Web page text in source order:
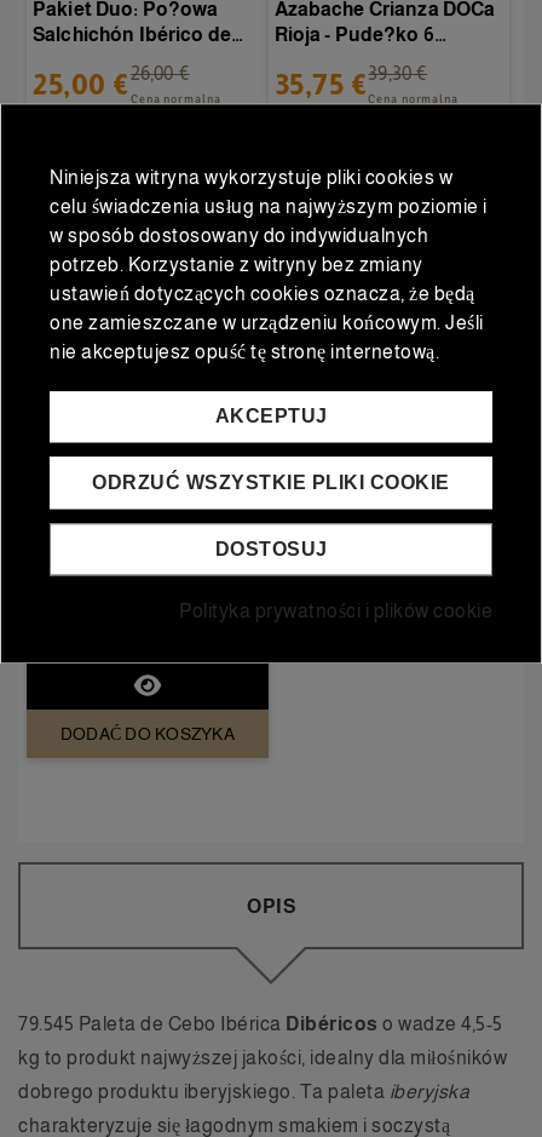
Pakiet Duo: Po?owa
Salchichón Ibérico de
Chorizo...
25,00 €26,00 €
Cena normalna
DODAĆ DO KOSZYKA
Azabache Crianza DOCa
Rioja - Pude?ko 6
35,75 €39,30 €
Cena normalna
DODAĆ DO KOSZYKA
Wina
Reserva DOCa Rioja -
Pude?ko 6 butelek
64,80 €
DODAĆ DO KOSZYKA
OPIS
79.545 Paleta de Cebo Ibérica Dibéricos o wadze 4,5-5
kg to produkt najwyższej jakości, idealny dla miłośników
dobrego produktu iberyjskiego. Ta paleta iberyjska
charakteryzuje się łagodnym smakiem i soczystą
Niniejsza witryna wykorzystuje pliki cookies w
celu świadczenia usług na najwyższym poziomie i
w sposób dostosowany do indywidualnych
potrzeb. Korzystanie z witryny bez zmiany
ustawień dotyczących cookies oznacza, że będą
one zamieszczane w urządzeniu końcowym. Jeśli
nie akceptujesz opuść tę stronę internetową.
AKCEPTUJ
ODRZUĆ WSZYSTKIE PLIKI COOKIE
DOSTOSUJ
Polityka prywatności i plików cookie